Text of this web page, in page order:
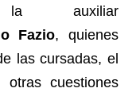
la auxiliar
Fazio, quienes
las cursadas, el
cuestiones